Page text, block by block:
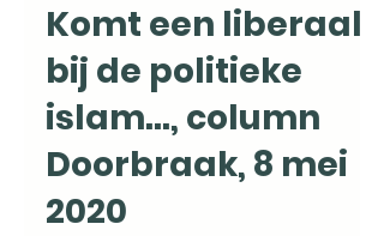
Komt een liberaal
bij de politieke
islam…, column
Doorbraak, 8 mei
2020